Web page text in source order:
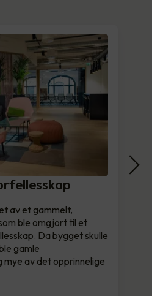
av et gammelt,
ble omgjort til et
Da bygget skulle
gamle
mye av det opprinnelige